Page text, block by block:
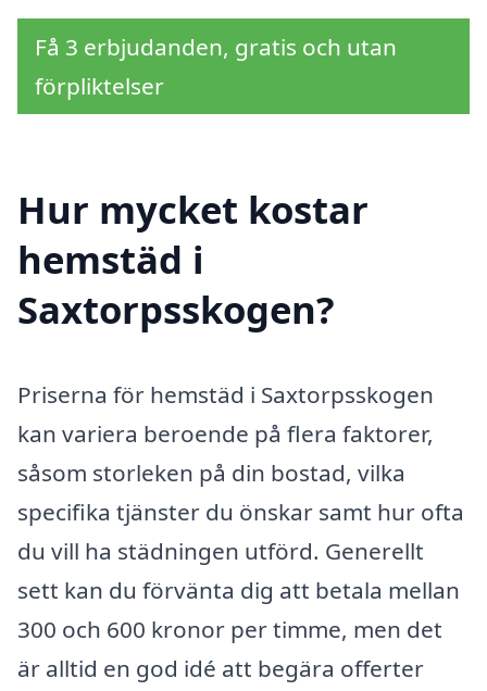
Få 3 erbjudanden, gratis och utan
förpliktelser
Hur mycket kostar
hemstäd i
Saxtorpsskogen?
Priserna för hemstäd i Saxtorpsskogen
kan variera beroende på flera faktorer,
såsom storleken på din bostad, vilka
specifika tjänster du önskar samt hur ofta
du vill ha städningen utförd. Generellt
sett kan du förvänta dig att betala mellan
300 och 600 kronor per timme, men det
är alltid en god idé att begära offerter